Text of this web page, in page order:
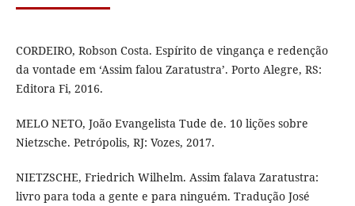
CORDEIRO, Robson Costa. Espírito de vingança e redenção
da vontade em ‘Assim falou Zaratustra’. Porto Alegre, RS:
Editora Fi, 2016.
MELO NETO, João Evangelista Tude de. 10 lições sobre
Nietzsche. Petrópolis, RJ: Vozes, 2017.
NIETZSCHE, Friedrich Wilhelm. Assim falava Zaratustra:
livro para toda a gente e para ninguém. Tradução José